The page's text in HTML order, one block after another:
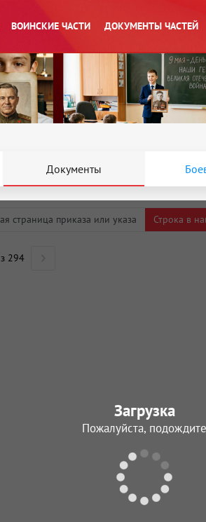
ВОИНСКИЕ ЧАСТИ ДОКУМЕНТЫ ЧАСТЕЙ
Документы
страница приказа или указа Строка в
294
Загрузка
Пожалуйста, подождите